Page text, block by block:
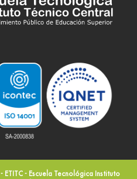
- ETITC - Escuela Tecnológica Instituto